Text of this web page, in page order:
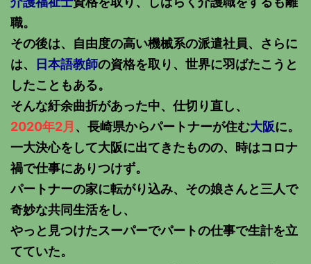
職。
その後は、自由度の高い機械系の派遣社員、さらに
は、
日本語教師の資格を取り、世界に羽ばたこうと
したこともある。
そんな紆余曲折があった中、仕切り直し、
2020年2月 、長崎県からパートナーが住む大阪に。
一大決心をして大阪に出てきたものの、時はコロナ
禍で仕事にありつけず。
パートナーの家に転がり込み、その娘さんと三人で
奇妙な共同生活をし、
やっと見つけたスーパーでパートの仕事で生計を立
てていた。